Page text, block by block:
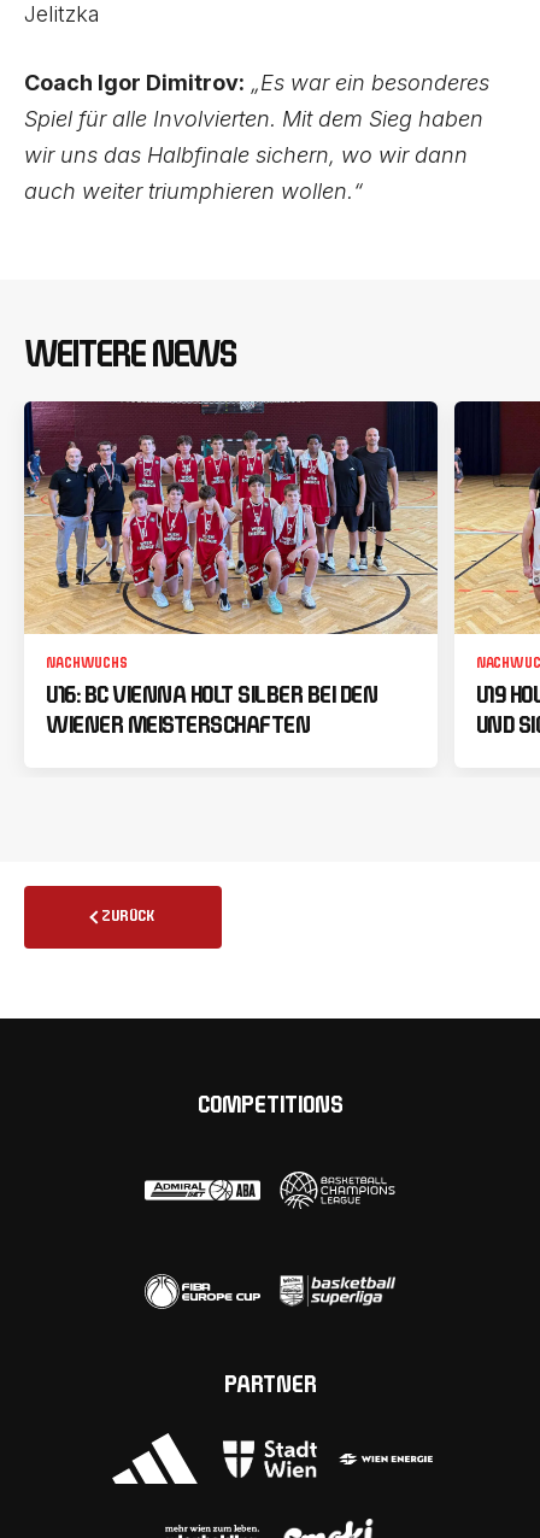
Jelitzka
Coach Igor Dimitrov: „Es war ein besonderes
Spiel für alle Involvierten. Mit dem Sieg haben
wir uns das Halbfinale sichern, wo wir dann
auch weiter triumphieren wollen.“
WEITERE NEWS
NACHWUCHS
U16: BC VIENNA HOLT SILBER BEI DEN
WIENER MEISTERSCHAFTEN
U19
UND
ZURÜCK
COMPETITIONS
PARTNER